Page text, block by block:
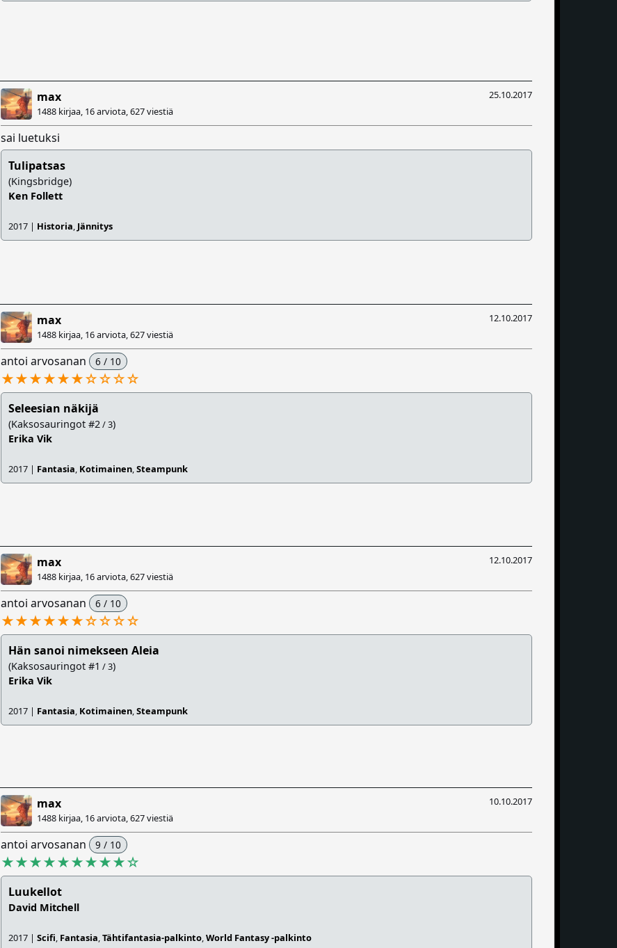
25.10.2017
max
1488 kirjaa, 16 arviota,627 viestiä
sai luetuksi
Tulipatsas
(Kingsbridge)
Ken Follett
2017 | Historia, Jännitys
12.10.2017
max
1488 kirjaa, 16 arviota,627 viestiä
antoi arvosanan 6 / 10
★★★★★★☆☆☆☆
Seleesian näkijä
(Kaksosauringot #2 / 3)
Erika Vik
2017 | Fantasia, Kotimainen,Steampunk
12.10.2017
max
1488 kirjaa, 16 arviota,627 viestiä
antoi arvosanan 6 / 10
★★★★★★☆☆☆☆
Hän sanoi nimekseen Aleia
(Kaksosauringot #1 / 3)
Erika Vik
2017 | Fantasia, Kotimainen,Steampunk
10.10.2017
max
1488 kirjaa, 16 arviota,627 viestiä
antoi arvosanan 9 / 10
★★★★★★★★★☆
Luukellot
David Mitchell
2017 | Scifi, Fantasia,Tähtifantasia-palkinto,World Fantasy -palkinto